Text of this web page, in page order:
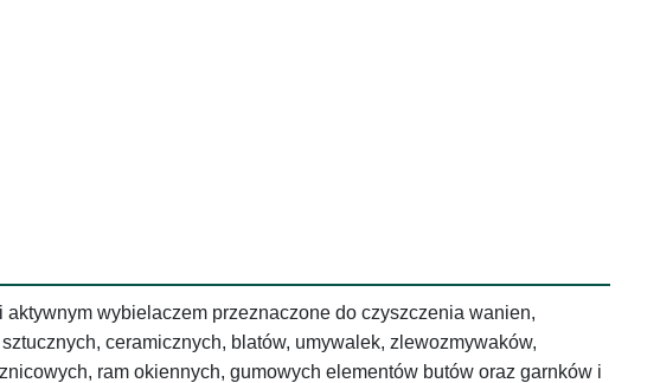
wybielaczem przeznaczone do czyszczenia wanien,
ceramicznych, blatów, umywalek, zlewozmywaków,
ram okiennych, gumowych elementów butów oraz garnków i